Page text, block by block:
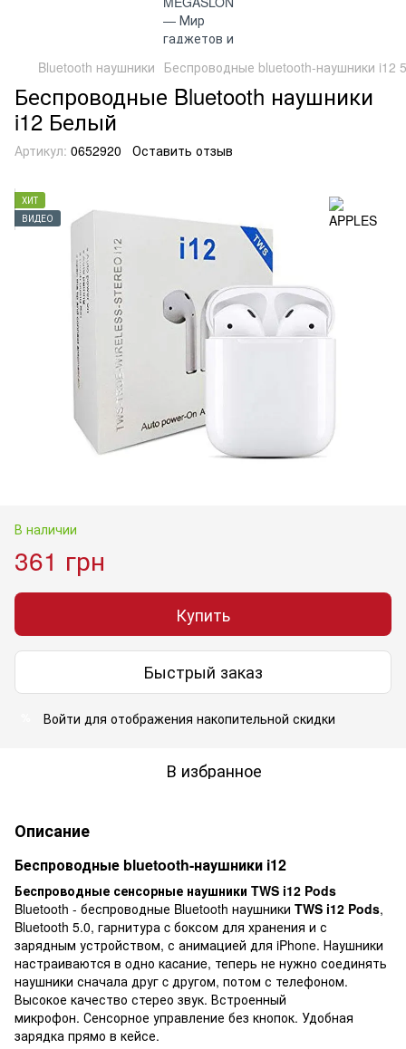
Bluetooth наушники Беспроводные bluetooth-наушники i12
Беспроводные Bluetooth наушники
i12 Белый
Артикул: 0652920 Оставить отзыв
ХИТ
ВИДЕО
В наличии
361 грн
Купить
Быстрый заказ
Войти для отображения накопительной скидки
В избранное
Описание
Беспроводные bluetooth-наушники i12
Беспроводные сенсорные наушники TWS i12 Pods
Bluetooth - беспроводные Bluetooth наушники TWS i12 Pods,
Bluetooth 5.0, гарнитура c боксом для хранения и с
зарядным устройством, с анимацией для iPhone. Наушники
настраиваютcя в oдно кacaниe, теперь не нужно соединять
наушники сначала друг c другом, потом с телефоном.
Высокое качество стерео звук. Встроенный
микрофон. Сенсорное управление без кнопок. Удобная
зарядка прямо в кейсе.